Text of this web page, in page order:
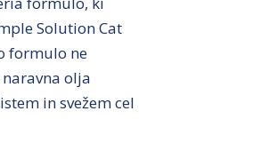
Solution Cat
formulo ne
olja
in svežem cel